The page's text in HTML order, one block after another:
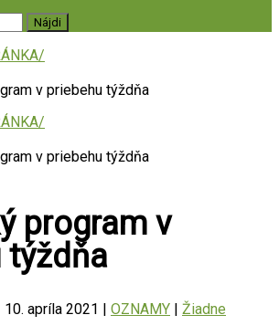
v priebehu týždňa
v priebehu týždňa
program v
týždňa
10. apríla 2021 | OZNAMY | Žiadne